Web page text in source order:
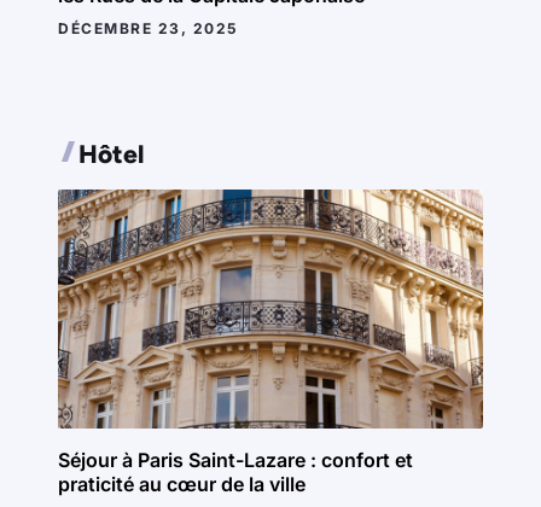
DÉCEMBRE 23, 2025
Hôtel
Séjour à Paris Saint-Lazare : confort et
praticité au cœur de la ville